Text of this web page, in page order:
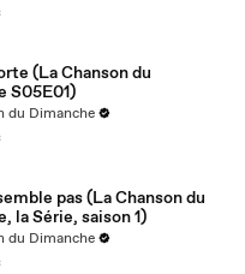
(La Chanson du
S05E01)
du Dimanche
pas (La Chanson du
la Série, saison 1)
du Dimanche